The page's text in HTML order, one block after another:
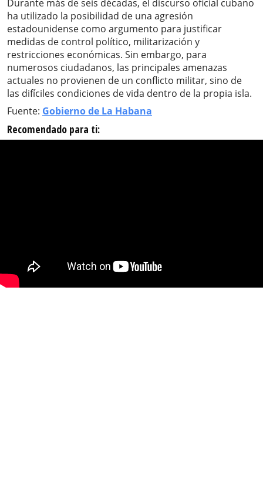
Durante más de seis décadas, el discurso oficial cubano
ha utilizado la posibilidad de una agresión
estadounidense como argumento para justificar
medidas de control político, militarización y
restricciones económicas. Sin embargo, para
numerosos ciudadanos, las principales amenazas
actuales no provienen de un conflicto militar, sino de
las difíciles condiciones de vida dentro de la propia isla.
Fuente: Gobierno de La Habana
Recomendado para ti: